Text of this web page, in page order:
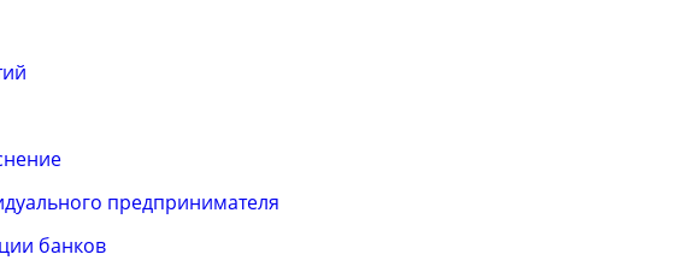
предпринимателя
банков